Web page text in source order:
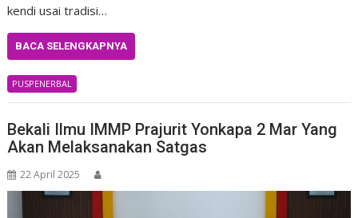
kendi usai tradisi…
BACA SELENGKAPNYA
PUSPENERBAL
Bekali Ilmu IMMP Prajurit Yonkapa 2 Mar Yang
Akan Melaksanakan Satgas
22 April 2025